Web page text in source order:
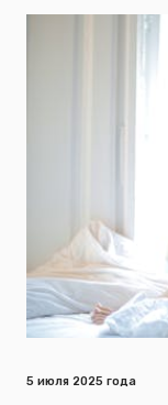
5 июля 2025 года